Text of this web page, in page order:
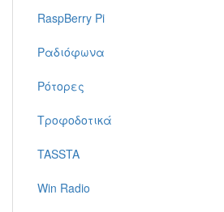
RaspBerry Pi
Ραδιόφωνα
Ρότορες
Τροφοδοτικά
TASSTA
Win Radio